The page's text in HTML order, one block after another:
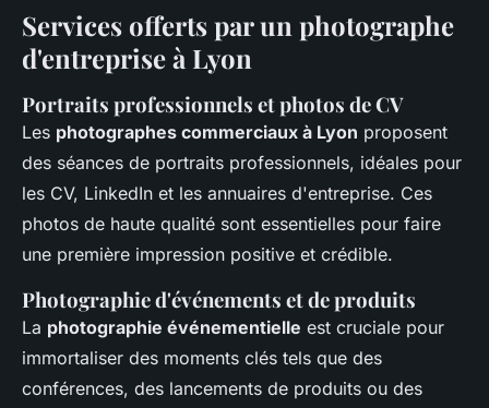
Services offerts par un photographe
d'entreprise à Lyon
Portraits professionnels et photos de CV
Les photographes commerciaux à Lyon proposent
des séances de portraits professionnels, idéales pour
les CV, LinkedIn et les annuaires d'entreprise. Ces
photos de haute qualité sont essentielles pour faire
une première impression positive et crédible.
Photographie d'événements et de produits
La photographie événementielle est cruciale pour
immortaliser des moments clés tels que des
conférences, des lancements de produits ou des